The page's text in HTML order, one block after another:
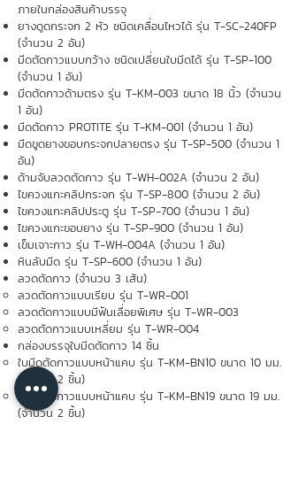
ภายในกล่องสินค้าบรรจุ
ยางดูดกระจก 2 หัว ชนิดเคลื่อนไหวได้ รุ่น T-SC-240FP
(จำนวน 2 อัน)
มีดตัดกาวแบบกว้าง ชนิดเปลี่ยนใบมีดได้ รุ่น T-SP-100
(จำนวน 1 อัน)
มีดตัดกาวด้ามตรง รุ่น T-KM-003 ขนาด 18 นิ้ว (จำนวน
1 อัน)
มีดตัดกาว PROTITE รุ่น T-KM-001 (จำนวน 1 อัน)
มีดขูดยางขอบกระจกปลายตรง รุ่น T-SP-500 (จำนวน 1
อัน)
ด้ามจับลวดตัดกาว รุ่น T-WH-002A (จำนวน 2 อัน)
ไขควงแกะคลิปกระจก รุ่น T-SP-800 (จำนวน 2 อัน)
ไขควงแกะคลิปประตู รุ่น T-SP-700 (จำนวน 1 อัน)
ไขควงแกะขอบยาง รุ่น T-SP-900 (จำนวน 1 อัน)
เข็มเจาะกาว รุ่น T-WH-004A (จำนวน 1 อัน)
หินลับมีด รุ่น T-SP-600 (จำนวน 1 อัน)
ลวดตัดกาว (จำนวน 3 เส้น)
ลวดตัดกาวแบบเรียบ รุ่น T-WR-001
ลวดตัดกาวแบบมีฟันเลื่อยพิเศษ รุ่น T-WR-003
ลวดตัดกาวแบบเหลี่ยม รุ่น T-WR-004
กล่องบรรจุใบมีดตัดกาว 14 ชิ้น​
ใบมีดตัดกาวแบบหน้าแคบ รุ่น T-KM-BN10 ขนาด 10 มม.
(จำนวน 2 ชิ้น)
ใบมีดตัดกาวแบบหน้าแคบ รุ่น T-KM-BN19 ขนาด 19 มม.
(จำนวน 2 ชิ้น)